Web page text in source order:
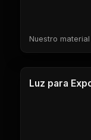
Nuestro